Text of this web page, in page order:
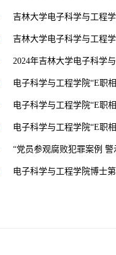
吉林大学电子科学与工程
吉林大学电子科学与工程
2024年吉林大学电子科学
电子科学与工程学院“E职
电子科学与工程学院“E职
电子科学与工程学院“E职
“党员参观腐败犯罪案例
电子科学与工程学院博士